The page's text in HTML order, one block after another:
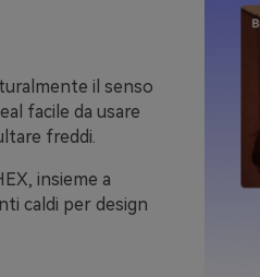
il senso
facile da usare
freddi.
insieme a
caldi per design